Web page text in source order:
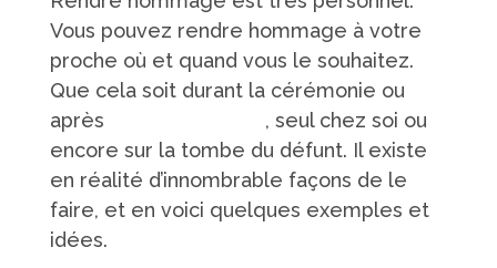
Vous pouvez rendre hommage à votre
proche où et quand vous le souhaitez.
Que cela soit durant la cérémonie ou
après
, seul chez soi ou
encore sur la tombe du défunt. Il existe
en réalité d’innombrable façons de le
faire, et en voici quelques exemples et
idées.